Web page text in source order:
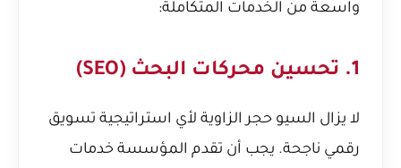
واسعة من الخدمات المتكاملة:
1. تحسين محركات البحث (SEO)
لا يزال السيو حجر الزاوية لأي استراتيجية تسويق
رقمي ناجحة. يجب أن تقدم المؤسسة خدمات